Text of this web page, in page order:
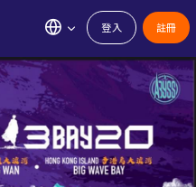
登入 註冊